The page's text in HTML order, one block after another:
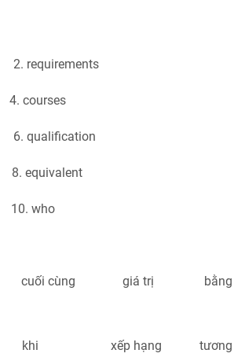
qualification
who
cùng giá trị bằng
xếp hạng tương